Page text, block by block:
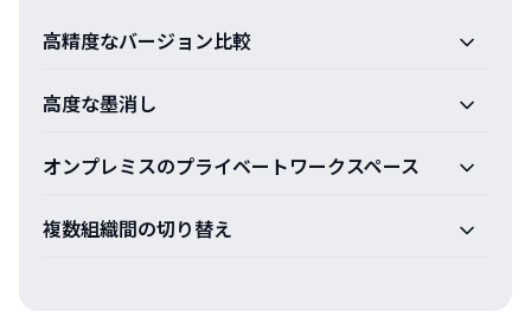
高精度なバージョン比較
高度な墨消し
オンプレミスのプライベートワークスペース
複数組織間の切り替え